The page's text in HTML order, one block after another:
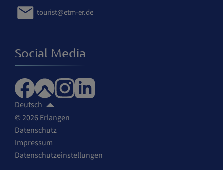
tourist@etm-er.de
Social Media
Deutsch
© 2026 Erlangen
Datenschutz
Impressum
Datenschutzeinstellungen